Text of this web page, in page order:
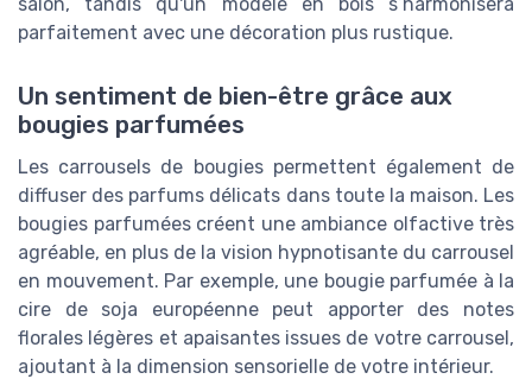
parfaitement avec une décoration plus rustique.
Un sentiment de bien-être grâce aux
bougies parfumées
Les carrousels de bougies permettent également de
diffuser des parfums délicats dans toute la maison. Les
bougies parfumées créent une ambiance olfactive très
agréable, en plus de la vision hypnotisante du carrousel
en mouvement. Par exemple, une bougie parfumée à la
cire de soja européenne peut apporter des notes
florales légères et apaisantes issues de votre carrousel,
ajoutant à la dimension sensorielle de votre intérieur.